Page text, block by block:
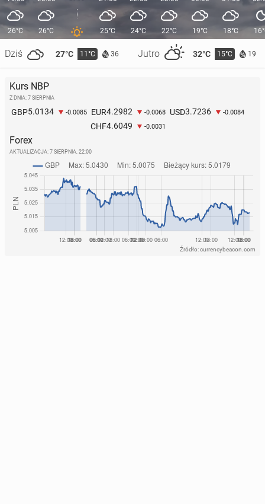
26°C
Dziś 27°C 11°C 36 Jutro 32°C 15°C 19
26°C 25°C 24°C 22°C 19°C 18°C
Kurs NBP
Z DNIA: 7 SIERPNIA
GBP5.0134 -0.0085 EUR4.2982 -0.0068 USD3.7236 -0.0084
CHF4.6049 -0.0031
Forex
AKTUALIZACJA: 7 SIERPNIA, 22:00
Źródło: currencybeacon.com